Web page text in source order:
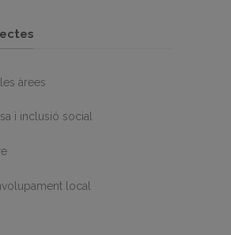
àrees
i inclusió social
local